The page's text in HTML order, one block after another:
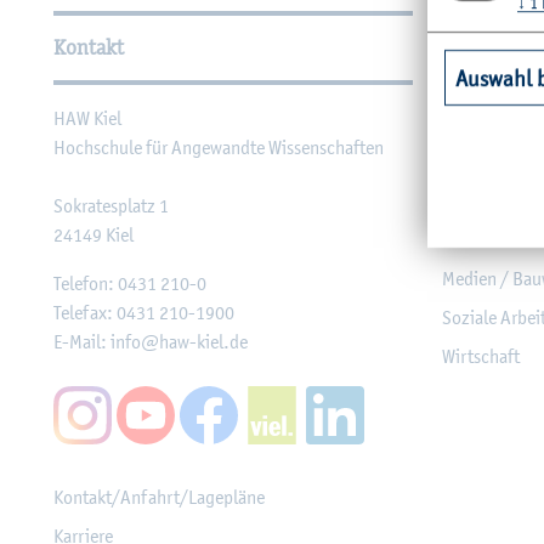
Kontakt
HAW Kiel
Hoch­schu­le für An­ge­wand­te Wis­sen­schaf­ten
So­kra­tes­platz 1
24149 Kiel
Te­le­fon: 0431 210-0
Te­le­fax: 0431 210-1900
E-Mail: info@​haw-​kiel.​de
Kon­takt/An­fahrt/La­ge­plä­ne
Kar­rie­re
Unsere
Me­di­en /
So­zia­le
Wirt­schaft
Auswahl